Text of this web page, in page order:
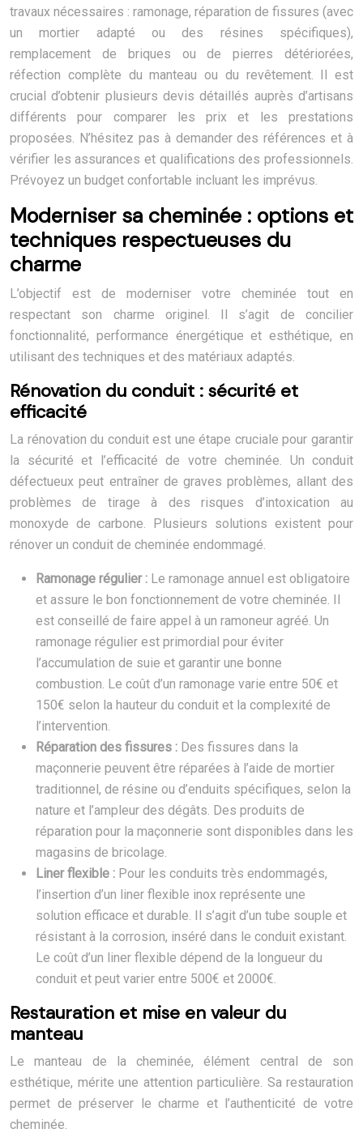
travaux nécessaires : ramonage, réparation de fissures (avec
un mortier adapté ou des résines spécifiques),
remplacement de briques ou de pierres détériorées,
réfection complète du manteau ou du revêtement. Il est
crucial d’obtenir plusieurs devis détaillés auprès d’artisans
différents pour comparer les prix et les prestations
proposées. N’hésitez pas à demander des références et à
vérifier les assurances et qualifications des professionnels.
Prévoyez un budget confortable incluant les imprévus.
Moderniser sa cheminée : options et
techniques respectueuses du
charme
L’objectif est de moderniser votre cheminée tout en
respectant son charme originel. Il s’agit de concilier
fonctionnalité, performance énergétique et esthétique, en
utilisant des techniques et des matériaux adaptés.
Rénovation du conduit : sécurité et
efficacité
La rénovation du conduit est une étape cruciale pour garantir
la sécurité et l’efficacité de votre cheminée. Un conduit
défectueux peut entraîner de graves problèmes, allant des
problèmes de tirage à des risques d’intoxication au
monoxyde de carbone. Plusieurs solutions existent pour
rénover un conduit de cheminée endommagé.
Ramonage régulier : Le ramonage annuel est obligatoire
et assure le bon fonctionnement de votre cheminée. Il
est conseillé de faire appel à un ramoneur agréé. Un
ramonage régulier est primordial pour éviter
l’accumulation de suie et garantir une bonne
combustion. Le coût d’un ramonage varie entre 50€ et
150€ selon la hauteur du conduit et la complexité de
l’intervention.
Réparation des fissures : Des fissures dans la
maçonnerie peuvent être réparées à l’aide de mortier
traditionnel, de résine ou d’enduits spécifiques, selon la
nature et l’ampleur des dégâts. Des produits de
réparation pour la maçonnerie sont disponibles dans les
magasins de bricolage.
Liner flexible : Pour les conduits très endommagés,
l’insertion d’un liner flexible inox représente une
solution efficace et durable. Il s’agit d’un tube souple et
résistant à la corrosion, inséré dans le conduit existant.
Le coût d’un liner flexible dépend de la longueur du
conduit et peut varier entre 500€ et 2000€.
Restauration et mise en valeur du
manteau
Le manteau de la cheminée, élément central de son
esthétique, mérite une attention particulière. Sa restauration
permet de préserver le charme et l’authenticité de votre
cheminée.